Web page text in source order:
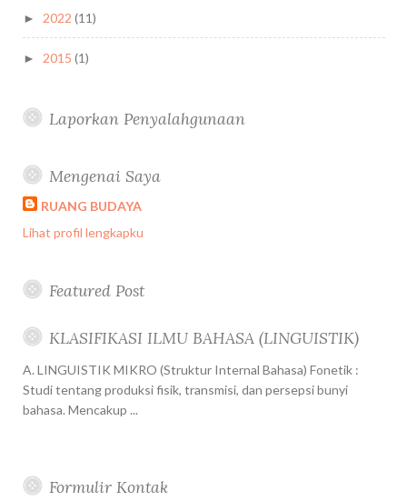
► 2022 (11)
► 2015 (1)
Laporkan Penyalahgunaan
Mengenai Saya
RUANG BUDAYA
Lihat profil lengkapku
Featured Post
KLASIFIKASI ILMU BAHASA (LINGUISTIK)
A. LINGUISTIK MIKRO (Struktur Internal Bahasa) Fonetik :
Studi tentang produksi fisik, transmisi, dan persepsi bunyi
bahasa. Mencakup ...
Formulir Kontak